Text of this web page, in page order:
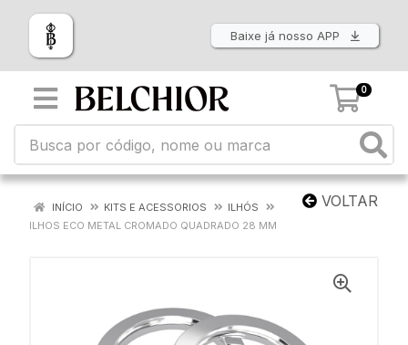
Baixe já nosso APP
0
VOLTAR
INÍCIO KITS E ACESSORIOS
ILHÓS
ILHOS ECO METAL CROMADO QUADRADO 28 MM